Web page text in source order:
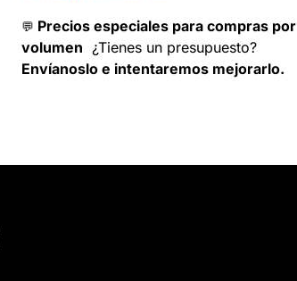
💬 Precios especiales para compras por
volumen ¿Tienes un presupuesto?
Envíanoslo e intentaremos mejorarlo.